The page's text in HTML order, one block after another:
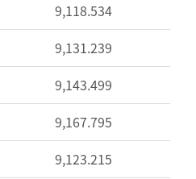
9,118.534
9,131.239
9,143.499
9,167.795
9,123.215